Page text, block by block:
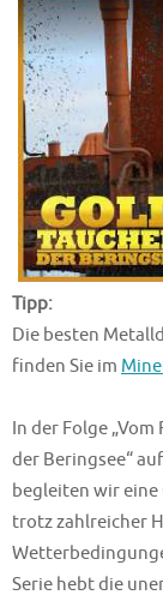
Tipp:
Die besten
finden Sie im
In der Folge
der Beringsee“
begleiten wir eine
trotz zahlreicher
Serie hebt die